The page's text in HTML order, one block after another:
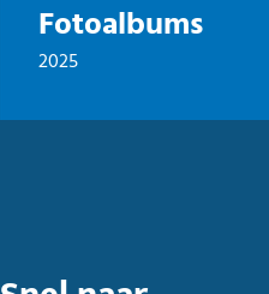
Fotoalbums
2025